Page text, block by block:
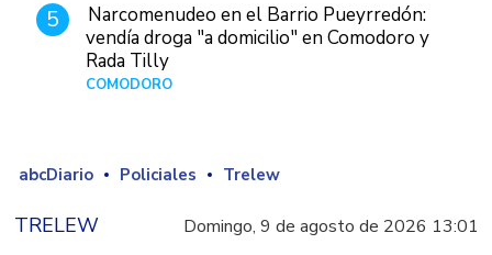
5
Narcomenudeo en el Barrio Pueyrredón:
vendía droga "a domicilio" en Comodoro y
Rada Tilly
COMODORO
abcDiario Policiales Trelew
TRELEW Domingo, 9 de agosto de 2026 13:01